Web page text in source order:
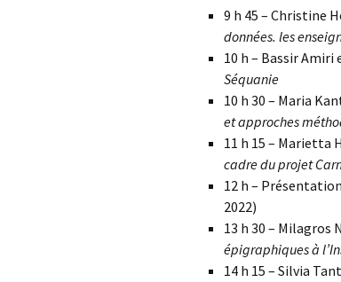
9 h 45 – Christine
données. les
10 h – Bassir Amiri
Séquanie
10 h 30 – Maria
et approches
11 h 15 – Marietta
cadre du projet
12 h –
2022)
13 h 30 – Milagros
épigraphiques à
14 h 15 – Silvia